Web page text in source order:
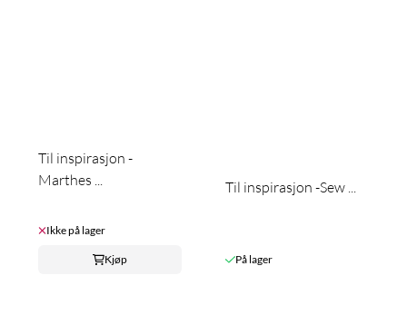
Til inspirasjon -
Marthes ...
Ikke på lager
Kjøp
Til inspirasjon -Sew ...
På lager